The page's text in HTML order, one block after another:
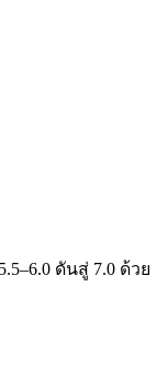
ดันสู่ 7.0 ด้วย